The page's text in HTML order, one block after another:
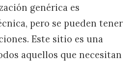
genérica es
pero se pueden tener
Este sitio es una
aquellos que necesitan